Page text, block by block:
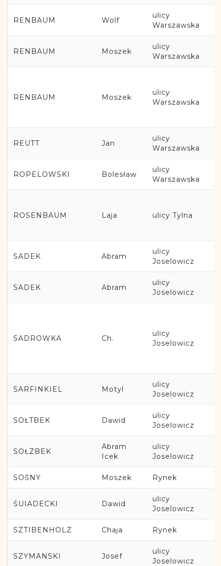
RENBAUM Wolf
ulicy
Warszawska
RENBAUM Moszek
ulicy
Warszawska
RENBAUM Moszek
ulicy
Warszawska
REUTT Jan
ulicy
Warszawska
ROPELOWSKI Bolesław
ulicy
Warszawska
ROSENBAUM Laja ulicy Tylna
SADEK Abram
ulicy
Joselowicz
SADEK Abram
ulicy
Joselowicz
SADROWKA Ch.
ulicy
Joselowicz
SARFINKIEL Motyl
ulicy
Joselowicz
SOŁTBEK Dawid
ulicy
Joselowicz
SOŁZBEK
Abram
Icek
ulicy
Joselowicz
SOŚNY Moszek Rynek
ŚUIADECKI Dawid
ulicy
Joselowicz
SZTIBENHOLZ Chaja Rynek
SZYMANSKI Josef
ulicy
Joselowicz